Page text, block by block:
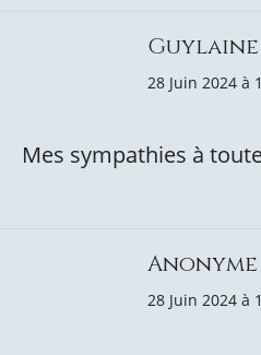
28 Juin 2024 à
Mes sympathies à
Anonyme
28 Juin 2024 à